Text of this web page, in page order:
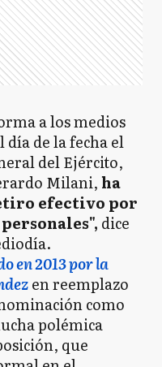
a los medios
día de la fecha el
del Ejército,
Milani, ha
efectivo por
dice
en 2013 por la
en reemplazo
como
polémica
que